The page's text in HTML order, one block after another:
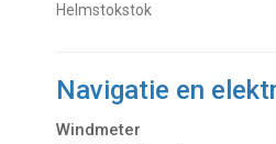
Helmstokstok
Navigatie en
Windmeter